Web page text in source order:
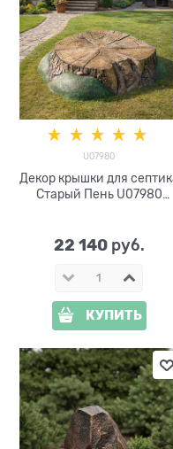
U07980
Декор крышки для
Старый Пень U07980
22 140 руб.
КУПИТЬ